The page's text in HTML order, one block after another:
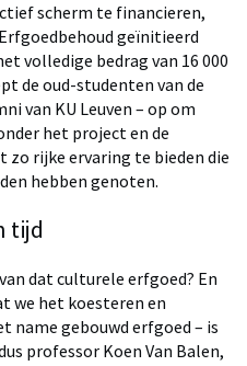
scherm te financieren,
geïnitieerd
volledige bedrag van 16 000
de oud-studenten van de
van KU Leuven – op om
het project en de
zo rijke ervaring te bieden die
hebben genoten.
tijd
dat culturele erfgoed? En
we het koesteren en
name gebouwd erfgoed – is
professor Koen Van Balen,